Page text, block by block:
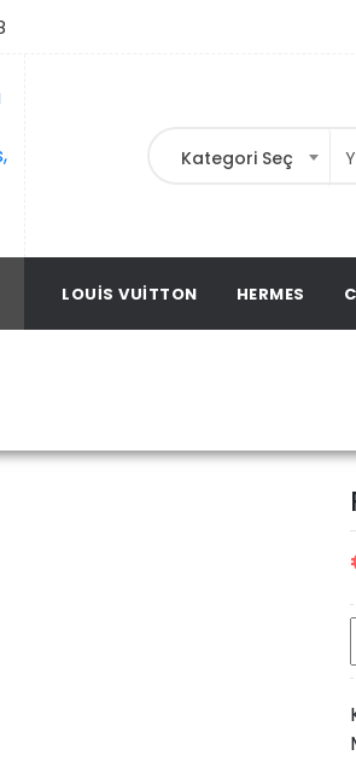
Modelleri
Kategori Seç
LOUIS VUITTON HERMES